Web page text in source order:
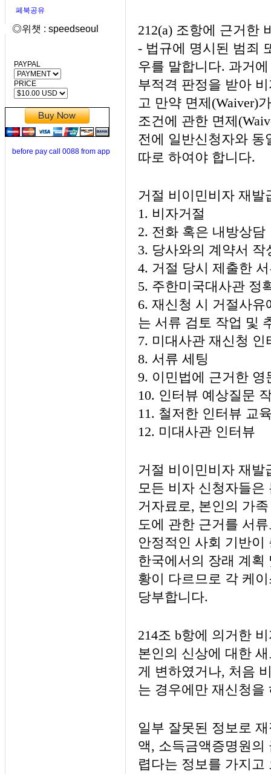
페북공유
◎위챗 : speedseoul
PAYPAL
PRICE
before pay call 0088 from app
212(a) 조항에 근거한
- 법규에 명시된 범죄
우를 말합니다. 과거
부적격 판정을 받아
고 만약 면제(Waiver)
조건에 관한 면제
전에 일반신청자와 동
따로 하여야 합니다.
거절 비이민비자 재
1. 비자거절
2. 전화 혹은 내방상담
3. 당사와의 계약서
4. 거절 당시 제출한
5. 주한미국대사관 정
6. 재신청 시 거절사
는 서류 검토 작업 및
7. 미대사관 재신청 인
8. 서류 세팅
9. 이민법에 근거한 영
10. 인터뷰 예상질문
11. 철저한 인터뷰 교
12. 미대사관 인터뷰
거절 비이민비자 재
모든 비자 신청자들은
거자료로, 본인의 가
도에 관한 근거를 서
안정적인 사회 기반
한국에서의 장래 계획
황이 다르므로 각 케
당부합니다.
214조 b항에 의거한
본인의 신상에 대한
게 변하였거나, 처음
는 경우에만 재신청
일부 잘못된 정보로
액, 소득금액증명원의
렵다는 정보를 가지